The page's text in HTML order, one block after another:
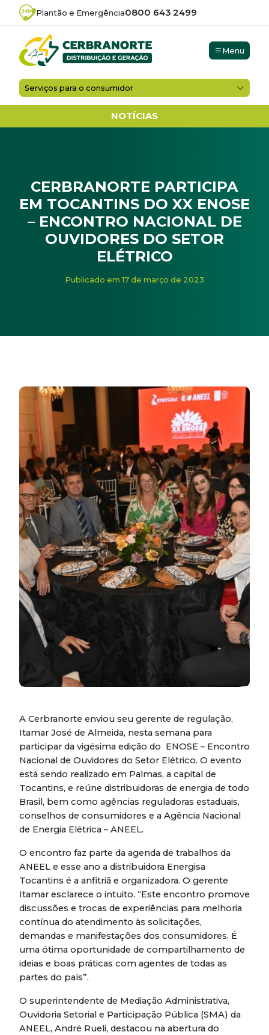
Plantão e Emergência0800 643 2499
Menu
Serviços para o consumidor
NOTÍCIAS
CERBRANORTE PARTICIPA
EM TOCANTINS DO XX ENOSE
– ENCONTRO NACIONAL DE
OUVIDORES DO SETOR
ELÉTRICO
Noticias Cerbranorte participa em Tocantins do
Publicado em 17 de março de 2023
A Cerbranorte enviou seu gerente de regulação,
Itamar José de Almeida, nesta semana para
participar da vigésima edição do ENOSE – Encontro
Nacional de Ouvidores do Setor Elétrico. O evento
está sendo realizado em Palmas, a capital de
Tocantins, e reúne distribuidoras de energia de todo
Brasil, bem como agências reguladoras estaduais,
conselhos de consumidores e a Agência Nacional
de Energia Elétrica – ANEEL.
O encontro faz parte da agenda de trabalhos da
ANEEL e esse ano a distribuidora Energisa
Tocantins é a anfitriã e organizadora. O gerente
Itamar esclarece o intuito. “Este encontro promove
discussões e trocas de experiências para melhoria
contínua do atendimento às solicitações,
demandas e manifestações dos consumidores. É
uma ótima oportunidade de compartilhamento de
ideias e boas práticas com agentes de todas as
partes do país”.
O superintendente de Mediação Administrativa,
Ouvidoria Setorial e Participação Pública (SMA) da
ANEEL, André Rueli, destacou na abertura do